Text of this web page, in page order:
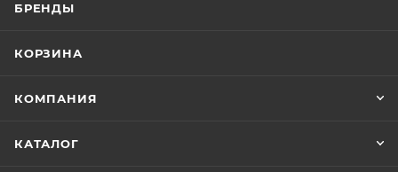
БРЕНДЫ
КОРЗИНА
КОМПАНИЯ
КАТАЛОГ